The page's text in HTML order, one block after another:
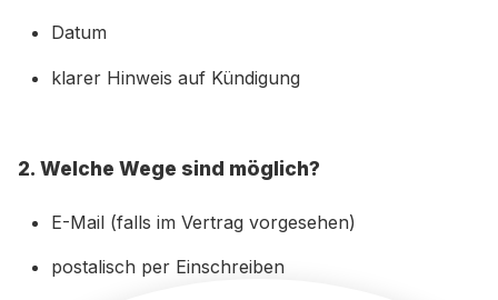
Datum
klarer Hinweis auf Kündigung
2. Welche Wege sind möglich?
E-Mail (falls im Vertrag vorgesehen)
postalisch per Einschreiben